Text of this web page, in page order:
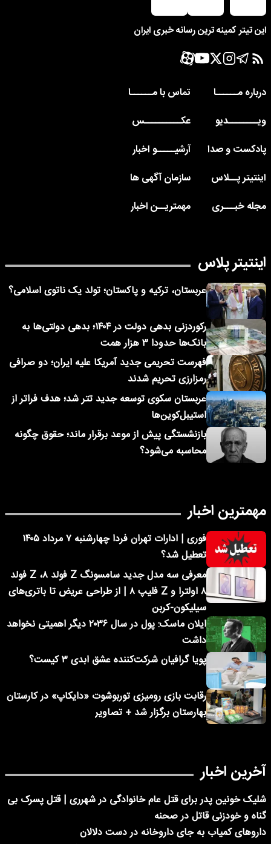
این تیتر کمینه ترین رسانه خبری ایران
درباره مــــــا
تماس با مــــــا
ویــــــــدیو
عکــــــــــس
پادکست و صدا
آرشیـــــو اخبار
اینتیتر پــلاس
سازمان آگهی ها
مجله خبـــری
مهمتریــن اخبار
اینتیتر پلاس
عربستان، ترکیه و پاکستان؛ تولد یک ناتوی اسلامی؟
رکوردزنی بدهی دولت در ۱۴۰۴؛ بدهی دولتی‌ها به
بانک‌ها حدودا ۳ هزار همت
فهرست تحریمی جدید آمریکا علیه ایران؛ دو صرافی
رمزارزی تحریم شدند
عربستان سکوی توسعه جدید تتر شد؛ هدف فراتر از
استیبل‌کوین‌ها
بازنشستگی پیش از موعد برقرار ماند؛ حقوق چگونه
محاسبه می‌شود؟
مهمترین اخبار
فوری | ادارات تهران فردا چهارشنبه ۷ مرداد ۱۴۰۵
تعطیل شد؟
معرفی سه مدل جدید سامسونگ Z فولد ۸، Z فولد
۸ اولترا و Z فلیپ ۸ | از طراحی عریض تا باتری‌های
سیلیکون-کربن
ایلان ماسک: پول در سال ۲۰۳۶ دیگر اهمیتی نخواهد
داشت
پویا گرافیان شرکت‌کننده عشق ابدی ۳ کیست؟
رقابت بازی رومیزی توربوشوت «دایکاپ» در کارستان
بهارستان برگزار شد + تصاویر
آخرین اخبار
شلیک خونین پدر برای قتل عام خانوادگی در شهرری | قتل پسرک بی
گناه و خودزنی قاتل در صحنه
داروهای کمیاب به جای داروخانه در دست دلالان